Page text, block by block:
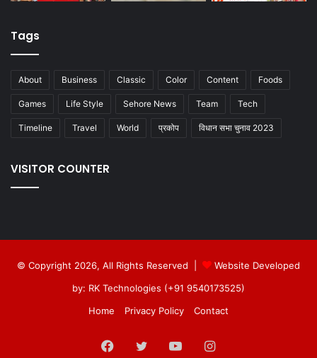
Tags
About Business Classic Color Content Foods
Games Life Style Sehore News Team Tech
Timeline Travel World प्रकोप विधान सभा चुनाव 2023
VISITOR COUNTER
© Copyright 2026, All Rights Reserved |
Website Developed
by: RK Technologies (+91 9540173525)
Home
Privacy Policy Contact
Facebook
Twitter YouTubeInstagram